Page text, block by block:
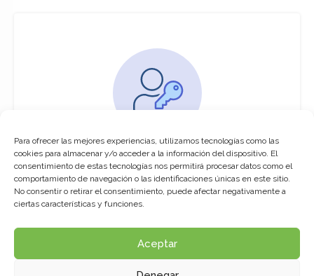
Para ofrecer las mejores experiencias, utilizamos tecnologías como las
cookies para almacenar y/o acceder a la información del dispositivo. El
consentimiento de estas tecnologías nos permitirá procesar datos como el
comportamiento de navegación o las identificaciones únicas en este sitio.
No consentir o retirar el consentimiento, puede afectar negativamente a
ciertas características y funciones.
Aceptar
You must be logged in to access this
course
This course is only available for registered
Click here to login